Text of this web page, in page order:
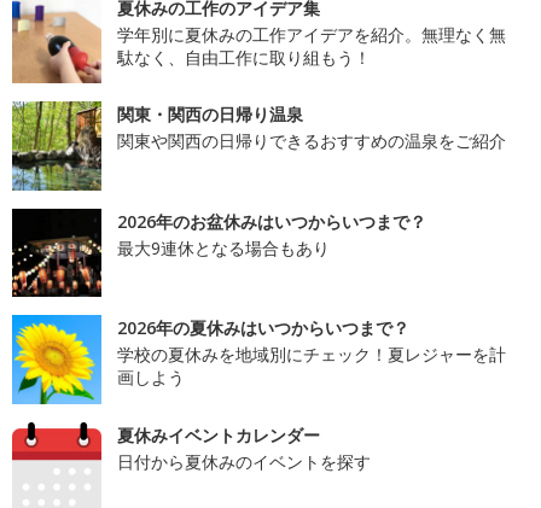
夏休みの工作のアイデア集
学年別に夏休みの工作アイデアを紹介。無理なく無
駄なく、自由工作に取り組もう！
関東・関西の日帰り温泉
関東や関西の日帰りできるおすすめの温泉をご紹介
2026年のお盆休みはいつからいつまで？
最大9連休となる場合もあり
2026年の夏休みはいつからいつまで？
学校の夏休みを地域別にチェック！夏レジャーを計
画しよう
夏休みイベントカレンダー
日付から夏休みのイベントを探す